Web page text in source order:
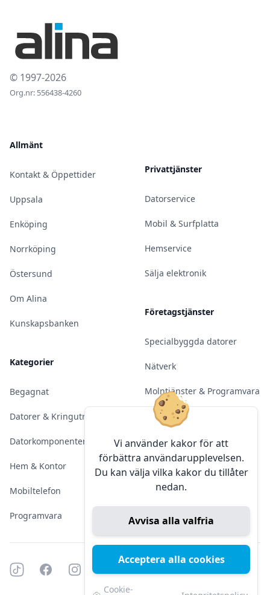
Vi använder kakor för att
förbättra användarupplevelsen.
Du kan välja vilka kakor du tillåter
nedan.
Avvisa alla valfria
Acceptera alla cookies
Cookie-
© 1997-2026
Org.nr: 556438-4260
Allmänt
Kontakt & Öppettider
Uppsala
Enköping
Norrköping
Östersund
Om Alina
Kunskapsbanken
Kategorier
Begagnat
Datorer & Kringutrustning
Datorkomponenter
Hem & Kontor
Mobiltelefon
Programvara
Privattjänster
Datorservice
Mobil & Surfplatta
Hemservice
Sälja elektronik
Företagstjänster
Specialbyggda datorer
Nätverk
Molntjänster & Programvara
Server & Backup
Kameraövervakning
Konferens & Public Display
Sälja elektronik
Tiktok FacebookInstagram